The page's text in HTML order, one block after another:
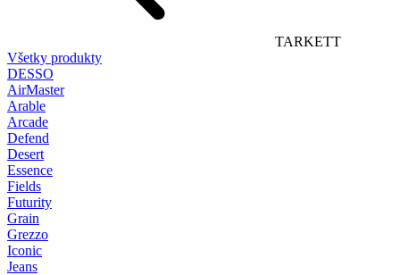
TARKETT
Všetky produkty
DESSO
AirMaster
Arable
Arcade
Defend
Desert
Essence
Fields
Futurity
Grain
Grezzo
Iconic
Jeans